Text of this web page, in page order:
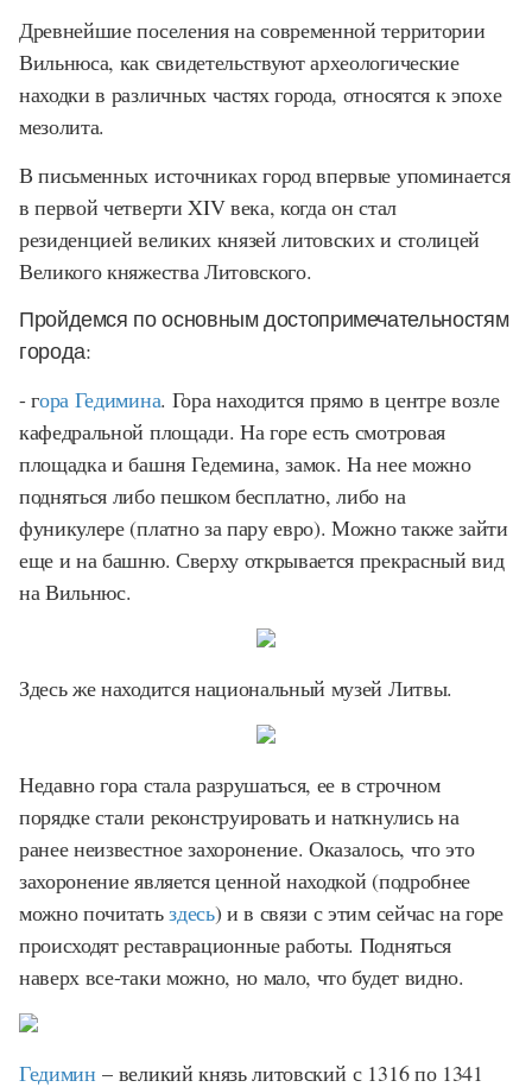
Древнейшие поселения на современной территории
Вильнюса, как свидетельствуют археологические
находки в различных частях города, относятся к эпохе
мезолита.
В письменных источниках город впервые упоминается
в первой четверти XIV века, когда он стал
резиденцией великих князей литовских и столицей
Великого княжества Литовского.
Пройдемся по основным достопримечательностям
города:
- гора Гедимина. Гора находится прямо в центре возле
кафедральной площади. На горе есть смотровая
площадка и башня Гедемина, замок. На нее можно
подняться либо пешком бесплатно, либо на
фуникулере (платно за пару евро). Можно также зайти
еще и на башню. Сверху открывается прекрасный вид
на Вильнюс.
Здесь же находится национальный музей Литвы.
Недавно гора стала разрушаться, ее в строчном
порядке стали реконструировать и наткнулись на
ранее неизвестное захоронение. Оказалось, что это
захоронение является ценной находкой (подробнее
можно почитать здесь) и в связи с этим сейчас на горе
происходят реставрационные работы. Подняться
наверх все-таки можно, но мало, что будет видно.
Гедимин – великий князь литовский с 1316 по 1341